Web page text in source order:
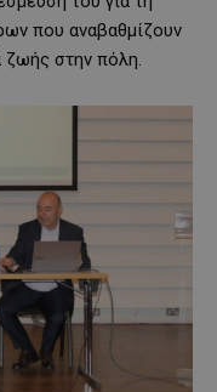
που αναβαθμίζουν
ζωής στην πόλη.